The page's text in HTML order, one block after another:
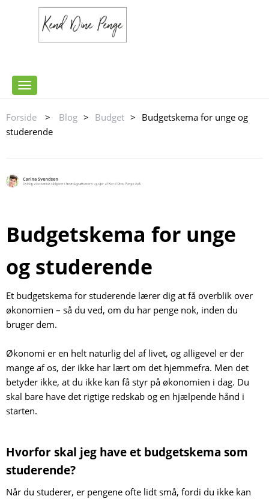
Toggle
Forside
> Blog > Budget > Budgetskema for unge og
studerende
Budgetskema for unge
og studerende
Et budgetskema for studerende lærer dig at få overblik over
økonomien – så du ved, om du har penge nok, inden du
bruger dem.
Økonomi er en helt naturlig del af livet, og alligevel er der
mange af os, der ikke har lært om det hjemmefra. Men det
betyder ikke, at du ikke kan få styr på økonomien i dag. Du
skal bare have det rigtige redskab og en hjælpende hånd i
starten.
Hvorfor skal jeg have et budgetskema som
studerende?
Når du studerer, er pengene ofte lidt små, fordi du ikke kan